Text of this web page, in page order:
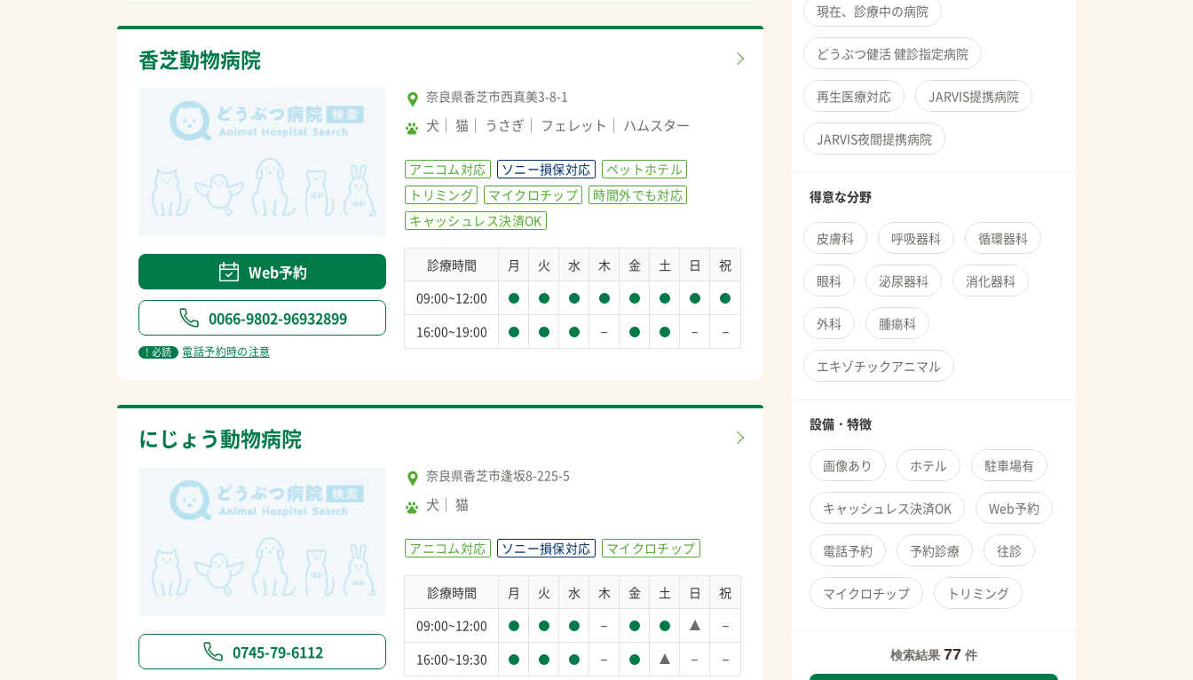
香芝動物病院
Web予約
0066-9802-96932899
! 必読 電話予約時の注意
奈良県香芝市西真美3-8-1
犬 猫 うさぎ フェレット ハムスター
アニコム対応 ソニー損保対応
ペットホテル
トリミング
マイクロチップ
時間外でも対応
キャッシュレス決済OK
診療時間 月 火 水 木 金 土 日
祝
09:00~12:00
16:00~19:00
－ － －
にじょう動物病院
0745-79-6112
奈良県香芝市逢坂8-225-5
犬 猫
アニコム対応 ソニー損保対応 マイクロチップ
診療時間 月 火 水 木 金 土 日
祝
09:00~12:00
－ －
16:00~19:30 － － －
現在、診療中の病院
どうぶつ健活 健診指定病院
再生医療対応 JARVIS提携病院
JARVIS夜間提携病院
得意な分野
皮膚科 呼吸器科 循環器科
眼科 泌尿器科 消化器科
外科 腫瘍科
エキゾチックアニマル
設備・特徴
画像あり ホテル 駐車場有
キャッシュレス決済OK Web予約
電話予約 予約診療 往診
マイクロチップ トリミング
検索結果 77 件